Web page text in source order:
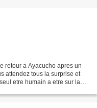
retour a Ayacucho apres un
attendez tous la surprise et
etre humain a etre sur la